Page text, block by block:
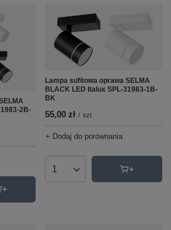
2B-
Lampa sufitowa oprawa SELMA
BLACK LED Italux SPL-31983-1B-
BK
55,00 zł / szt.
+ Dodaj do porównania
Ilość produktów